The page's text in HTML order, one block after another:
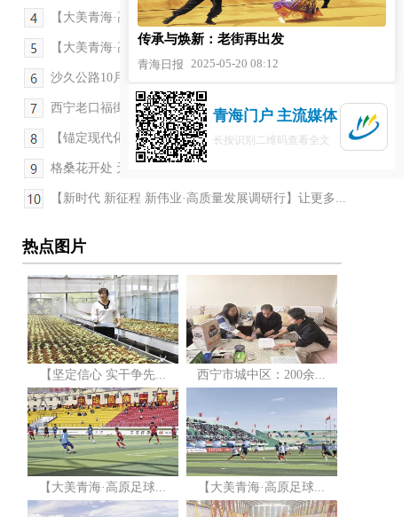
【大美青海·高原足球】赛场逐梦展风采 特产飘香火...
【大美青海·高原足球】第二届“青超联赛”首轮比赛...
沙久公路10月有望全线通车
西宁老口福街焕新啦
【锚定现代化 改革再深化】“天眼”＋铁脚板 守护...
格桑花开处 无障亦有爱——写在第三十五个全国助残...
【新时代 新征程 新伟业·高质量发展调研行】让更多...
热点图片
【坚定信心 实干争先... 西宁市城中区：200余...
【大美青海·高原足球... 【大美青海·高原足球...
传承与焕新：老街再出发
青海日报 2025-05-20 08:12
青海门户 主流媒体
长按识别二维码查看全文